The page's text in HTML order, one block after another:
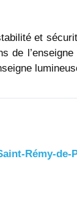
et
de
Rémy-de-